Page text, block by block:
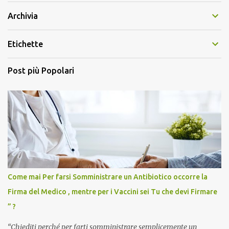
Archivia
Etichette
Post più Popolari
Come mai Per farsi Somministrare un Antibiotico occorre la
Firma del Medico , mentre per i Vaccini sei Tu che devi Firmare
” ?
“Chiediti perché per farti somministrare semplicemente un